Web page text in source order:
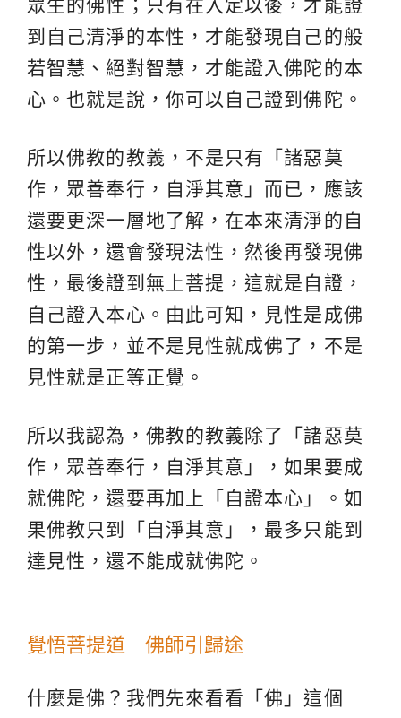
眾生的佛性；只有在入定以後，才能證
到自己清淨的本性，才能發現自己的般
若智慧、絕對智慧，才能證入佛陀的本
心。也就是說，你可以自己證到佛陀。
所以佛教的教義，不是只有「諸惡莫
作，眾善奉行，自淨其意」而已，應該
還要更深一層地了解，在本來清淨的自
性以外，還會發現法性，然後再發現佛
性，最後證到無上菩提，這就是自證，
自己證入本心。由此可知，見性是成佛
的第一步，並不是見性就成佛了，不是
見性就是正等正覺。
所以我認為，佛教的教義除了「諸惡莫
作，眾善奉行，自淨其意」，如果要成
就佛陀，還要再加上「自證本心」。如
果佛教只到「自淨其意」，最多只能到
達見性，還不能成就佛陀。
覺悟菩提道 佛師引歸途
什麼是佛？我們先來看看「佛」這個